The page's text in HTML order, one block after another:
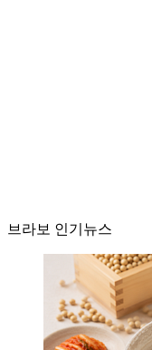
브라보 인기뉴스